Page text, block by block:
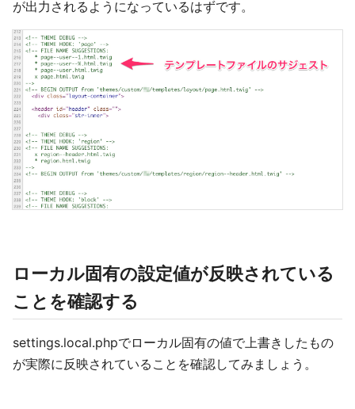
が出力されるようになっているはずです。
ローカル固有の設定値が反映されている
ことを確認する
settings.local.phpでローカル固有の値で上書きしたもの
が実際に反映されていることを確認してみましょう。